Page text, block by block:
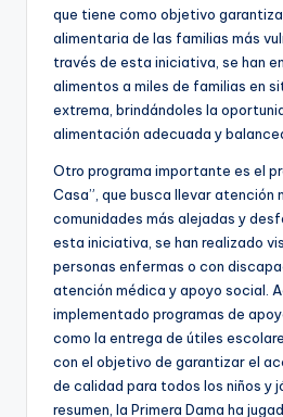
que tiene como objetivo
alimentaria de las familias más
través de esta iniciativa, se han
alimentos a miles de familias en
extrema, brindándoles la
alimentación adecuada y
Otro programa importante es el
Casa”, que busca llevar atención
comunidades más alejadas y
esta iniciativa, se han realizado
personas enfermas o con
atención médica y apoyo social.
implementado programas de
como la entrega de útiles
con el objetivo de garantizar el
de calidad para todos los niños y
resumen, la Primera Dama ha